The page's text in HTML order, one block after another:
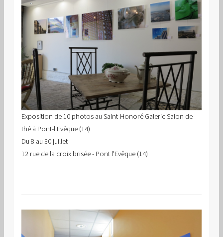
Exposition de 10 photos au Saint-Honoré Galerie Salon de
thé à Pont-l'Evêque (14)
Du 8 au 30 juillet
12 rue de la croix brisée - Pont l'Evêque (14)